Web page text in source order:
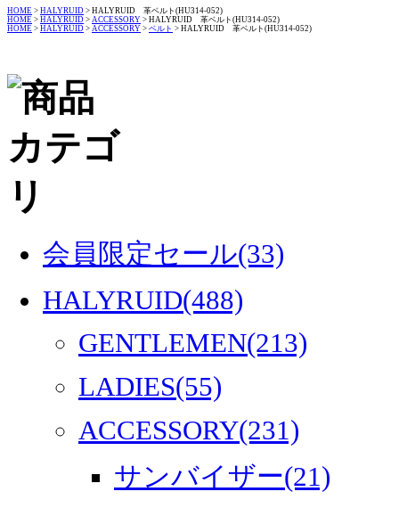
HOME > HALYRUID > HALYRUID 革ベルト(HU314-052)
HOME > HALYRUID > ACCESSORY > HALYRUID 革ベルト(HU314-052)
HOME > HALYRUID > ACCESSORY > ベルト > HALYRUID 革ベルト(HU314-052)
会員限定セール(33)
HALYRUID(488)
GENTLEMEN(213)
LADIES(55)
ACCESSORY(231)
サンバイザー(21)